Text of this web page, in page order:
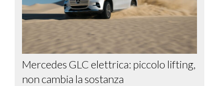
Mercedes GLC elettrica: piccolo lifting,
non cambia la sostanza